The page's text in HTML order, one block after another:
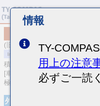
(旧品番 HMJ316BB7224MLHT)
積層セラミックコンデンサ
[車載ボディ/インフォ＆高信頼
極積層セラミックコンデンサ]
外観
情報
TY-
用上の注意
必ずご一読